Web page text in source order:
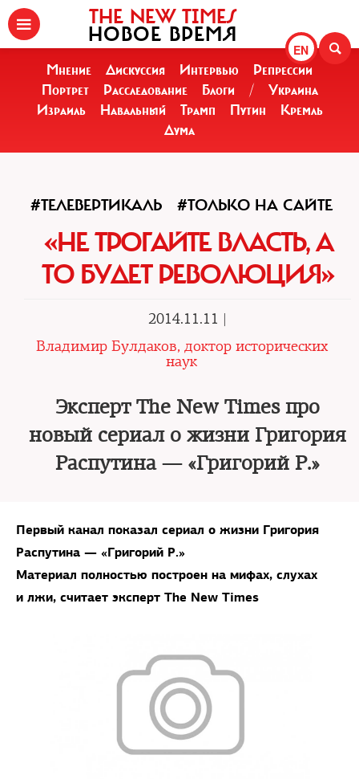
EN
THE NEW TIMES
НОВОЕ ВРЕМЯ
Мнение Дискуссия Интервью
Репрессии
Портрет
Расследование Блоги /
Украина
Израиль
Навальный Трамп Путин
Кремль
Дума
#ТЕЛЕВЕРТИКАЛЬ #ТОЛЬКО НА САЙТЕ
«НЕ ТРОГАЙТЕ ВЛАСТЬ, А
ТО БУДЕТ РЕВОЛЮЦИЯ»
2014.11.11 |
Владимир Булдаков, доктор исторических
наук
Эксперт The New Times про
новый сериал о жизни Григория
Распутина — «Григорий Р.»
Первый канал показал сериал о жизни Григория
Распутина — «Григорий Р.»
Материал полностью построен на мифах, слухах
и лжи, считает эксперт The New Times